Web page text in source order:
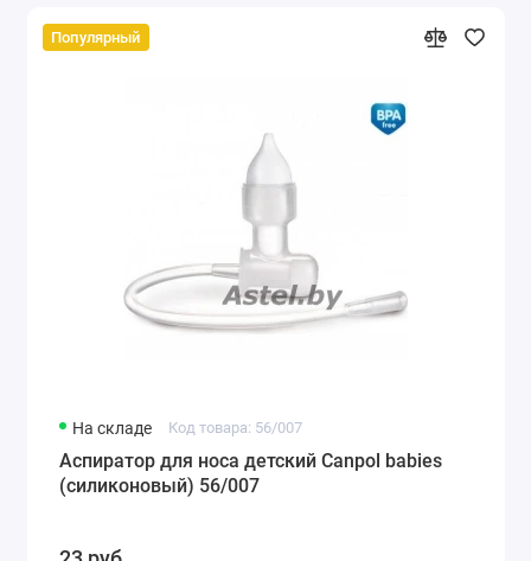
Популярный
На складе Код товара: 56/007
Аспиратор для носа детский Canpol babies
(силиконовый) 56/007